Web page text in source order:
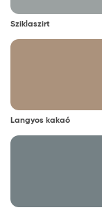
Sziklaszirt
Langyos kakaó